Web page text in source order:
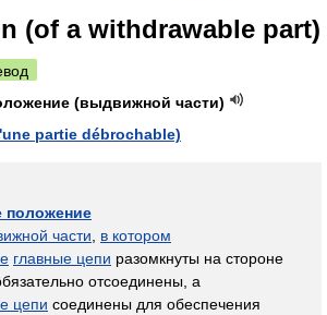
(of a withdrawable part)
(выдвижной части)
partie débrochable)
положение
части
в котором
главные цепи разомкнуты на стороне
отсоединены, а
цепи соединены для обеспечения